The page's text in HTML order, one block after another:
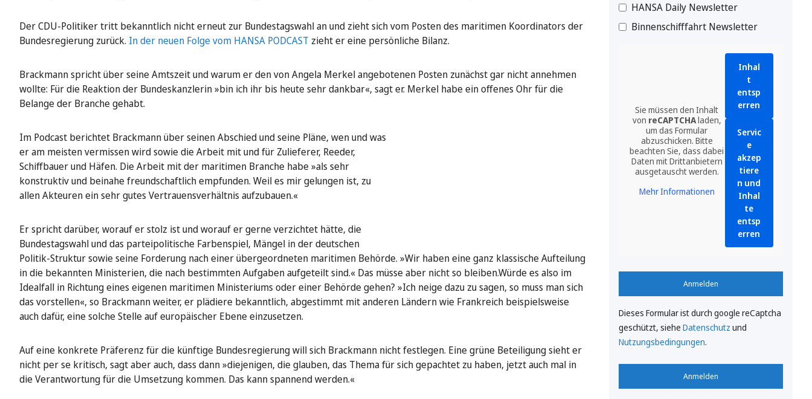
Der CDU-Politiker tritt bekanntlich nicht erneut zur Bundestagswahl an und zieht sich vom Posten des maritimen Koordinators der
Bundesregierung zurück. In der neuen Folge vom HANSA PODCAST zieht er eine persönliche Bilanz.
Brackmann spricht über seine Amtszeit und warum er den von Angela Merkel angebotenen Posten zunächst gar nicht annehmen
wollte: Für die Reaktion der Bundeskanzlerin »bin ich ihr bis heute sehr dankbar«, sagt er. Merkel habe ein offenes Ohr für die
Belange der Branche gehabt.
Im Podcast berichtet Brackmann über seinen Abschied und seine Pläne, wen und was
er am meisten vermissen wird sowie die Arbeit mit und für Zulieferer, Reeder,
Schiffbauer und Häfen. Die Arbeit mit der maritimen Branche habe »als sehr
konstruktiv und beinahe freundschaftlich empfunden. Weil es mir gelungen ist, zu
allen Akteuren ein sehr gutes Vertrauensverhältnis aufzubauen.«
Er spricht darüber, worauf er stolz ist und worauf er gerne verzichtet hätte, die
Bundestagswahl und das parteipolitische Farbenspiel, Mängel in der deutschen
Politik-Struktur sowie seine Forderung nach einer übergeordneten maritimen Behörde. »Wir haben eine ganz klassische Aufteilung
in die bekannten Ministerien, die nach bestimmten Aufgaben aufgeteilt sind.« Das müsse aber nicht so bleiben.Würde es also im
Idealfall in Richtung eines eigenen maritimen Ministeriums oder einer Behörde gehen? »Ich neige dazu zu sagen, so muss man sich
das vorstellen«, so Brackmann weiter, er plädiere bekanntlich, abgestimmt mit anderen Ländern wie Frankreich beispielsweise
auch dafür, eine solche Stelle auf europäischer Ebene einzusetzen.
Auf eine konkrete Präferenz für die künftige Bundesregierung will sich Brackmann nicht festlegen. Eine grüne Beteiligung sieht er
nicht per se kritisch, sagt aber auch, dass dann »diejenigen, die glauben, das Thema für sich gepachtet zu haben, jetzt auch mal in
die Verantwortung für die Umsetzung kommen. Das kann spannend werden.«
HANSA Daily Newsletter
Binnenschifffahrt Newsletter
Sie müssen den Inhalt
von reCAPTCHAladen,
um das Formular
abzuschicken. Bitte
beachten Sie, dass dabei
Daten mit Drittanbietern
ausgetauscht werden.
Mehr Informationen
Inhal
t
entsp
erren
Servic
e
akzep
tiere
n und
Inhal
te
entsp
erren
Anmelden
Dieses Formular ist durch google reCaptcha
geschützt, siehe Datenschutz und
Nutzungsbedingungen.
Anmelden